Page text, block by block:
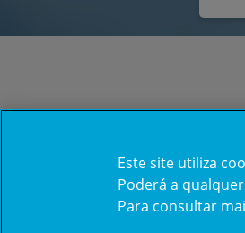
Este site utiliza
Poderá a
Para consultar